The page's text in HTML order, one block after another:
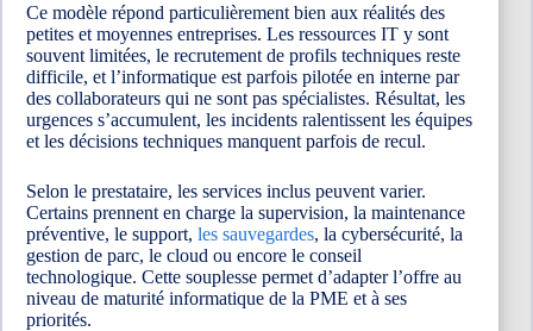
Ce modèle répond particulièrement bien aux réalités des
petites et moyennes entreprises. Les ressources IT y sont
souvent limitées, le recrutement de profils techniques reste
difficile, et l’informatique est parfois pilotée en interne par
des collaborateurs qui ne sont pas spécialistes. Résultat, les
urgences s’accumulent, les incidents ralentissent les équipes
et les décisions techniques manquent parfois de recul.
Selon le prestataire, les services inclus peuvent varier.
Certains prennent en charge la supervision, la maintenance
préventive, le support, les sauvegardes, la cybersécurité, la
gestion de parc, le cloud ou encore le conseil
technologique. Cette souplesse permet d’adapter l’offre au
niveau de maturité informatique de la PME et à ses
priorités.